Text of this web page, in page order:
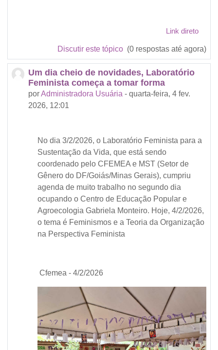
Link direto
Discutir este tópico (0 respostas até agora)
Um dia cheio de novidades, Laboratório
Feminista começa a tomar forma
porAdministradora Usuária -quarta-feira, 4 fev.
2026, 12:01
No dia 3/2/2026, o Laboratório Feminista para a
Sustentação da Vida, que está sendo
coordenado pelo CFEMEA e MST (Setor de
Gênero do DF/Goiás/Minas Gerais), cumpriu
agenda de muito trabalho no segundo dia
ocupando o Centro de Educação Popular e
Agroecologia Gabriela Monteiro. Hoje, 4/2/2026,
o tema é Feminismos e a Teoria da Organização
na Perspectiva Feminista
Cfemea - 4/2/2026